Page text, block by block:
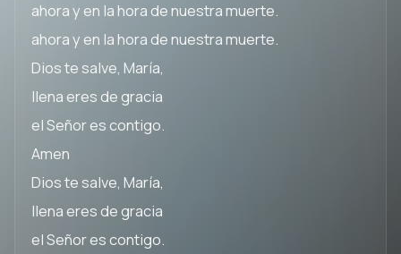
ahora y en la hora de nuestra muerte.
ahora y en la hora de nuestra muerte.
Dios te salve, María,
llena eres de gracia
el Señor es contigo.
Amen
Dios te salve, María,
llena eres de gracia
el Señor es contigo.